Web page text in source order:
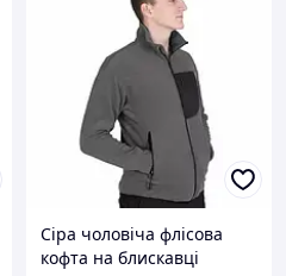
Сіра чоловіча флісова
кофта на блискавці